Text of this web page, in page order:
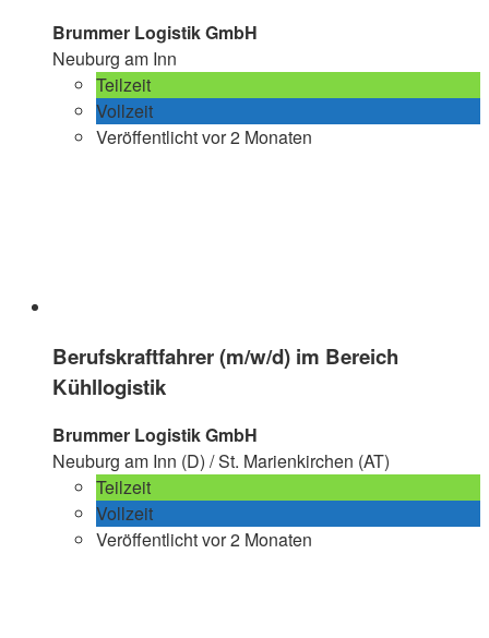
Brummer Logistik GmbH
Neuburg am Inn
Teilzeit
Vollzeit
Veröffentlicht vor 2 Monaten
Berufskraftfahrer (m/w/d) im Bereich
Kühllogistik
Brummer Logistik GmbH
Neuburg am Inn (D) / St. Marienkirchen (AT)
Teilzeit
Vollzeit
Veröffentlicht vor 2 Monaten